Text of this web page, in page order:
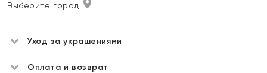
Выберите город
Уход за украшениями
Оплата и возврат